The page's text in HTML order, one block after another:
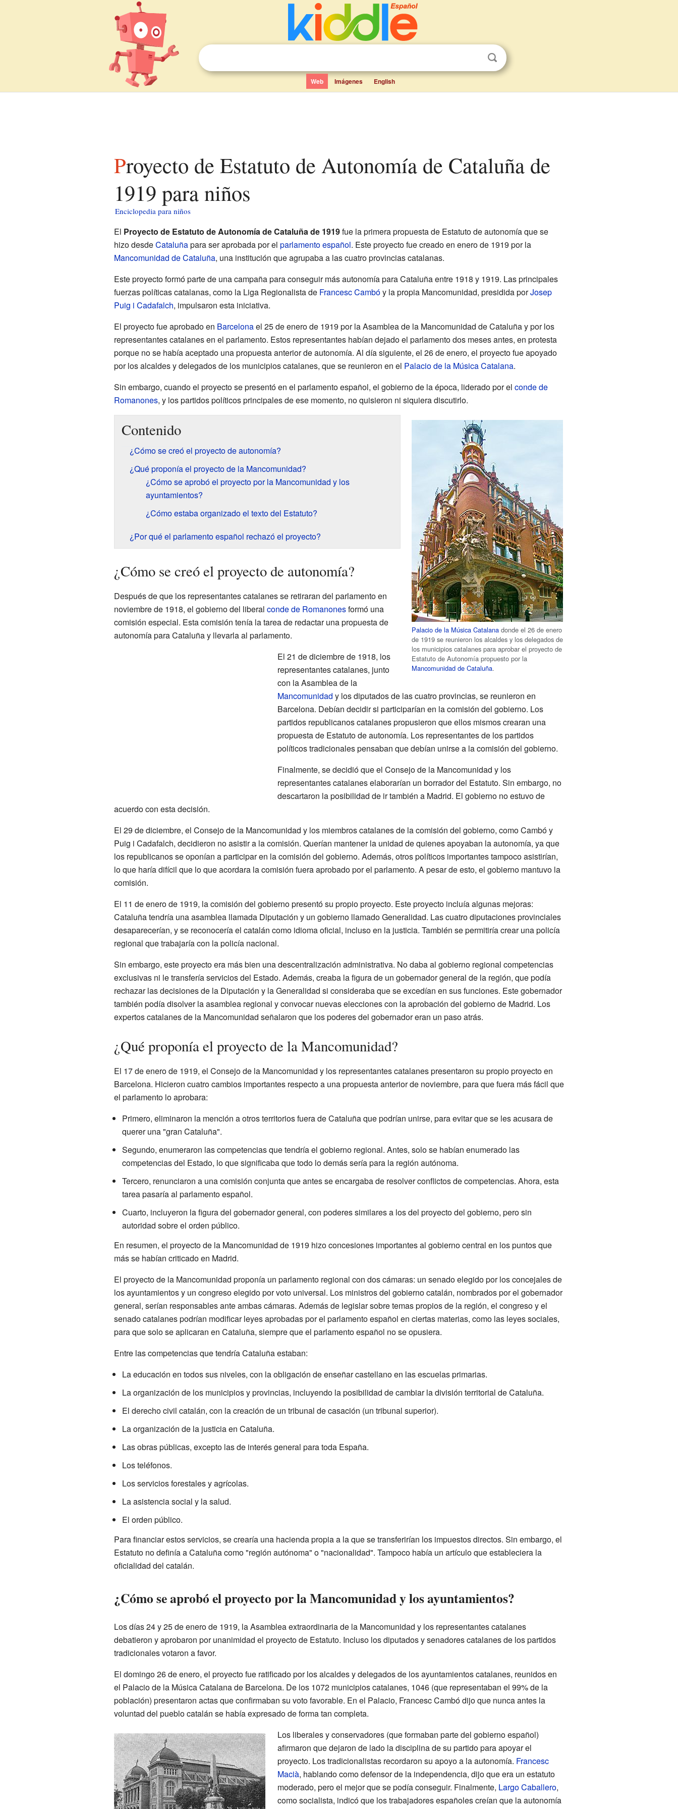
Web Imágenes English
Proyecto de Estatuto de Autonomía de Cataluña de
1919 para niños
Enciclopedia para niños
El Proyecto de Estatuto de Autonomía de Cataluña de 1919fue la primera propuesta de Estatuto de autonomía que se
hizo desdeCataluñapara ser aprobada por el parlamento español. Este proyecto fue creado en enero de 1919 por la
Mancomunidad de Cataluña, una institución que agrupaba a las cuatro provincias catalanas.
Este proyecto formó parte de una campaña para conseguir más autonomía para Cataluña entre 1918 y 1919. Las principales
fuerzas políticas catalanas, como la Liga Regionalista de Francesc Cambóy la propia Mancomunidad, presidida porJosep
Puig i Cadafalch, impulsaron esta iniciativa.
El proyecto fue aprobado en Barcelonael 25 de enero de 1919 por la Asamblea de la Mancomunidad de Cataluña y por los
representantes catalanes en el parlamento. Estos representantes habían dejado el parlamento dos meses antes, en protesta
porque no se había aceptado una propuesta anterior de autonomía. Al día siguiente, el 26 de enero, el proyecto fue apoyado
por los alcaldes y delegados de los municipios catalanes, que se reunieron en el Palacio de la Música Catalana.
Sin embargo, cuando el proyecto se presentó en el parlamento español, el gobierno de la época, liderado por el conde de
Romanones, y los partidos políticos principales de ese momento, no quisieron ni siquiera discutirlo.
Palacio de la Música Catalana donde el 26 de enero
de 1919 se reunieron los alcaldes y los delegados de
los municipios catalanes para aprobar el proyecto de
Estatuto de Autonomía propuesto por la
Mancomunidad de Cataluña.
Contenido
¿Cómo se creó el proyecto de autonomía?
¿Qué proponía el proyecto de la Mancomunidad?
¿Cómo se aprobó el proyecto por la Mancomunidad y los
ayuntamientos?
¿Cómo estaba organizado el texto del Estatuto?
¿Por qué el parlamento español rechazó el proyecto?
¿Cómo se creó el proyecto de autonomía?
Después de que los representantes catalanes se retiraran del parlamento en
noviembre de 1918, el gobierno del liberal conde de Romanonesformó una
comisión especial. Esta comisión tenía la tarea de redactar una propuesta de
autonomía para Cataluña y llevarla al parlamento.
El 21 de diciembre de 1918, los
representantes catalanes, junto
con la Asamblea de la
Mancomunidad y los diputados de las cuatro provincias, se reunieron en
Barcelona. Debían decidir si participarían en la comisión del gobierno. Los
partidos republicanos catalanes propusieron que ellos mismos crearan una
propuesta de Estatuto de autonomía. Los representantes de los partidos
políticos tradicionales pensaban que debían unirse a la comisión del gobierno.
Finalmente, se decidió que el Consejo de la Mancomunidad y los
representantes catalanes elaborarían un borrador del Estatuto. Sin embargo, no
descartaron la posibilidad de ir también a Madrid. El gobierno no estuvo de
acuerdo con esta decisión.
El 29 de diciembre, el Consejo de la Mancomunidad y los miembros catalanes de la comisión del gobierno, como Cambó y
Puig i Cadafalch, decidieron no asistir a la comisión. Querían mantener la unidad de quienes apoyaban la autonomía, ya que
los republicanos se oponían a participar en la comisión del gobierno. Además, otros políticos importantes tampoco asistirían,
lo que haría difícil que lo que acordara la comisión fuera aprobado por el parlamento. A pesar de esto, el gobierno mantuvo la
comisión.
El 11 de enero de 1919, la comisión del gobierno presentó su propio proyecto. Este proyecto incluía algunas mejoras:
Cataluña tendría una asamblea llamada Diputación y un gobierno llamado Generalidad. Las cuatro diputaciones provinciales
desaparecerían, y se reconocería el catalán como idioma oficial, incluso en la justicia. También se permitiría crear una policía
regional que trabajaría con la policía nacional.
Sin embargo, este proyecto era más bien una descentralización administrativa. No daba al gobierno regional competencias
exclusivas ni le transfería servicios del Estado. Además, creaba la figura de un gobernador general de la región, que podía
rechazar las decisiones de la Diputación y la Generalidad si consideraba que se excedían en sus funciones. Este gobernador
también podía disolver la asamblea regional y convocar nuevas elecciones con la aprobación del gobierno de Madrid. Los
expertos catalanes de la Mancomunidad señalaron que los poderes del gobernador eran un paso atrás.
¿Qué proponía el proyecto de la Mancomunidad?
El 17 de enero de 1919, el Consejo de la Mancomunidad y los representantes catalanes presentaron su propio proyecto en
Barcelona. Hicieron cuatro cambios importantes respecto a una propuesta anterior de noviembre, para que fuera más fácil que
el parlamento lo aprobara:
Primero, eliminaron la mención a otros territorios fuera de Cataluña que podrían unirse, para evitar que se les acusara de
querer una "gran Cataluña".
Segundo, enumeraron las competencias que tendría el gobierno regional. Antes, solo se habían enumerado las
competencias del Estado, lo que significaba que todo lo demás sería para la región autónoma.
Tercero, renunciaron a una comisión conjunta que antes se encargaba de resolver conflictos de competencias. Ahora, esta
tarea pasaría al parlamento español.
Cuarto, incluyeron la figura del gobernador general, con poderes similares a los del proyecto del gobierno, pero sin
autoridad sobre el orden público.
En resumen, el proyecto de la Mancomunidad de 1919 hizo concesiones importantes al gobierno central en los puntos que
más se habían criticado en Madrid.
El proyecto de la Mancomunidad proponía un parlamento regional con dos cámaras: un senado elegido por los concejales de
los ayuntamientos y un congreso elegido por voto universal. Los ministros del gobierno catalán, nombrados por el gobernador
general, serían responsables ante ambas cámaras. Además de legislar sobre temas propios de la región, el congreso y el
senado catalanes podrían modificar leyes aprobadas por el parlamento español en ciertas materias, como las leyes sociales,
para que solo se aplicaran en Cataluña, siempre que el parlamento español no se opusiera.
Entre las competencias que tendría Cataluña estaban:
La educación en todos sus niveles, con la obligación de enseñar castellano en las escuelas primarias.
La organización de los municipios y provincias, incluyendo la posibilidad de cambiar la división territorial de Cataluña.
El derecho civil catalán, con la creación de un tribunal de casación (un tribunal superior).
La organización de la justicia en Cataluña.
Las obras públicas, excepto las de interés general para toda España.
Los teléfonos.
Los servicios forestales y agrícolas.
La asistencia social y la salud.
El orden público.
Para financiar estos servicios, se crearía una hacienda propia a la que se transferirían los impuestos directos. Sin embargo, el
Estatuto no definía a Cataluña como "región autónoma" o "nacionalidad". Tampoco había un artículo que estableciera la
oficialidad del catalán.
¿Cómo se aprobó el proyecto por la Mancomunidad y los ayuntamientos?
Los días 24 y 25 de enero de 1919, la Asamblea extraordinaria de la Mancomunidad y los representantes catalanes
debatieron y aprobaron por unanimidad el proyecto de Estatuto. Incluso los diputados y senadores catalanes de los partidos
tradicionales votaron a favor.
El domingo 26 de enero, el proyecto fue ratificado por los alcaldes y delegados de los ayuntamientos catalanes, reunidos en
el Palacio de la Música Catalana de Barcelona. De los 1072 municipios catalanes, 1046 (que representaban el 99% de la
población) presentaron actas que confirmaban su voto favorable. En el Palacio, Francesc Cambó dijo que nunca antes la
voluntad del pueblo catalán se había expresado de forma tan completa.
Los liberales y conservadores (que formaban parte del gobierno español)
afirmaron que dejaron de lado la disciplina de su partido para apoyar el
proyecto. Los tradicionalistas recordaron su apoyo a la autonomía. Francesc
Macià, hablando como defensor de la independencia, dijo que era un estatuto
moderado, pero el mejor que se podía conseguir. Finalmente, Largo Caballero,
como socialista, indicó que los trabajadores españoles creían que la autonomía